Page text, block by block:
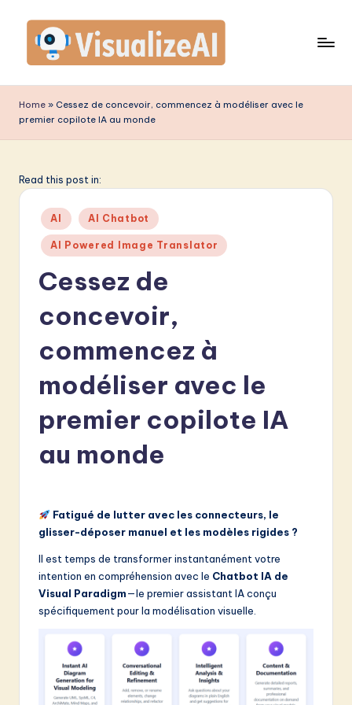
content
is
u
li
Home » Cessez de concevoir, commencez à modéliser avec le
premier copilote IA au monde
Read this post in:
Posted
in
AI AI Chatbot
AI Powered Image Translator
Cessez de
concevoir,
commencez à
modéliser avec le
premier copilote IA
au monde
Fatigué de lutter avec les connecteurs, le
glisser-déposer manuel et les modèles rigides ?
Il est temps de transformer instantanément votre
intention en compréhension avec le Chatbot IA de
Visual Paradigm—le premier assistant IA conçu
spécifiquement pour la modélisation visuelle.